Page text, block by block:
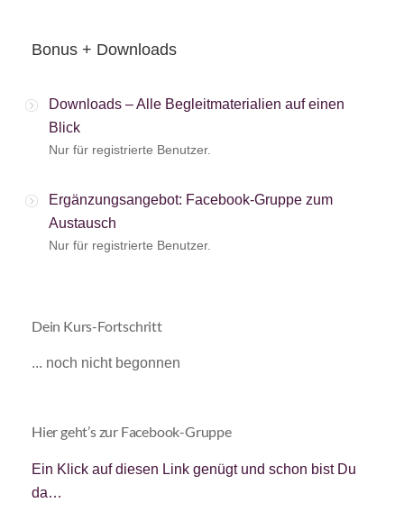
Bonus + Downloads
Downloads – Alle Begleitmaterialien auf einen
Blick
Nur für registrierte Benutzer.
Ergänzungsangebot: Facebook-Gruppe zum
Austausch
Nur für registrierte Benutzer.
Dein Kurs-Fortschritt
... noch nicht begonnen
Hier geht’s zur Facebook-Gruppe
Ein Klick auf diesen Link genügt und schon bist Du
da…